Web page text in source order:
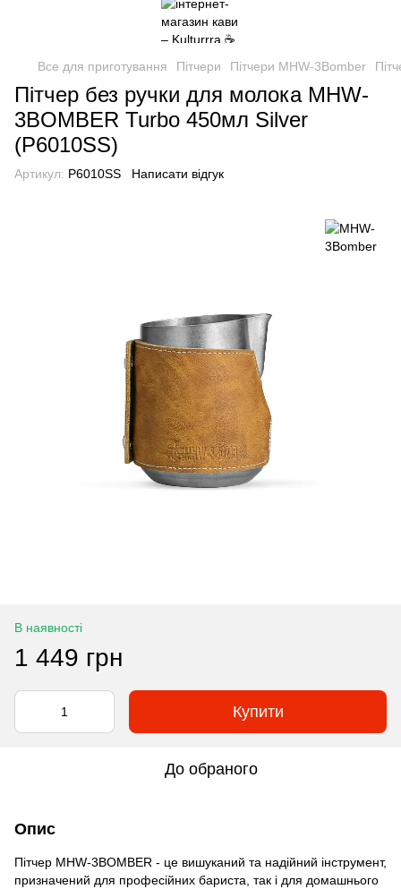
Все для приготування Пітчери Пітчери MHW-3Bomber
Пітчер без ручки для молока MHW-
3BOMBER Turbo 450мл Silver
(P6010SS)
Артикул: P6010SS Написати відгук
В наявності
1 449 грн
Купити
До обраного
Опис
Пітчер MHW-3BOMBER - це вишуканий та надійний інструмент,
призначений для професійних бариста, так і для домашнього